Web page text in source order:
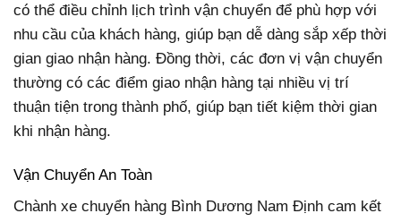
có thể điều chỉnh lịch trình vận chuyển để phù hợp với
nhu cầu của khách hàng, giúp bạn dễ dàng sắp xếp thời
gian giao nhận hàng. Đồng thời, các đơn vị vận chuyển
thường có các điểm giao nhận hàng tại nhiều vị trí
thuận tiện trong thành phố, giúp bạn tiết kiệm thời gian
khi nhận hàng.
Vận Chuyển An Toàn
Chành xe chuyển hàng Bình Dương Nam Định cam kết